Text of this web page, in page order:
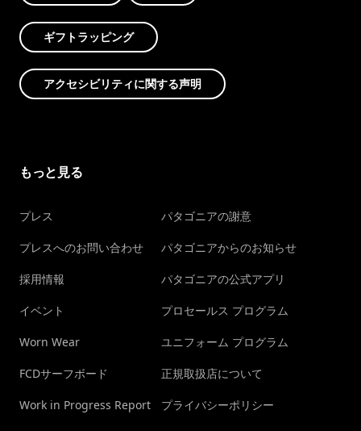
ギフトラッピング
アクセシビリティに関する声明
もっと見る
プレス
プレスへのお問い合わせ
採用情報
イベント
Worn Wear
FCDサーフボード
Work in Progress Report
パタゴニアの謝意
パタゴニアからのお知らせ
パタゴニアの公式アプリ
プロセールス プログラム
ユニフォーム プログラム
正規取扱店について
プライバシーポリシー